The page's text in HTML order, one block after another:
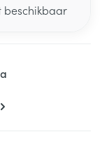
beschikbaar